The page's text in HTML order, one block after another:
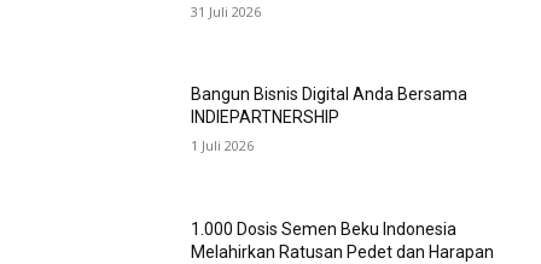
31 Juli 2026
Bangun Bisnis Digital Anda Bersama
INDIEPARTNERSHIP
1 Juli 2026
1.000 Dosis Semen Beku Indonesia
Melahirkan Ratusan Pedet dan Harapan